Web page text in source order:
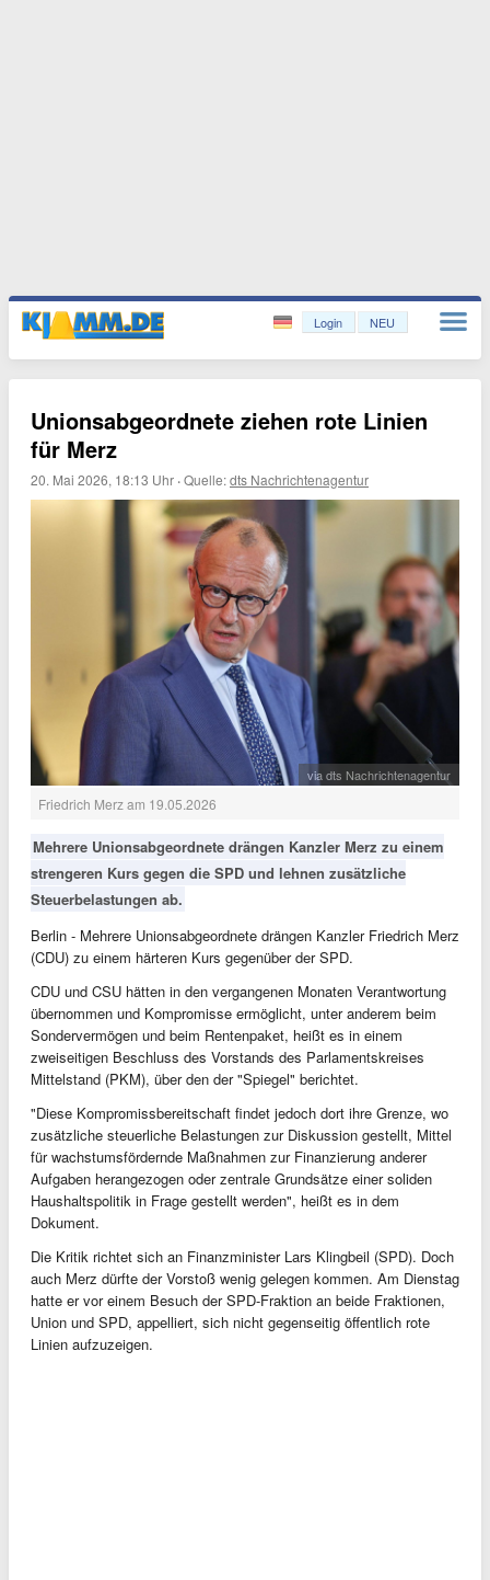
Login NEU
Unionsabgeordnete ziehen rote Linien
für Merz
20. Mai 2026, 18:13 Uhr ·Quelle:dts Nachrichtenagentur
via dts Nachrichtenagentur
Friedrich Merz am 19.05.2026
Mehrere Unionsabgeordnete drängen Kanzler Merz zu einem
strengeren Kurs gegen die SPD und lehnen zusätzliche
Steuerbelastungen ab.
Berlin - Mehrere Unionsabgeordnete drängen Kanzler Friedrich Merz
(CDU) zu einem härteren Kurs gegenüber der SPD.
CDU und CSU hätten in den vergangenen Monaten Verantwortung
übernommen und Kompromisse ermöglicht, unter anderem beim
Sondervermögen und beim Rentenpaket, heißt es in einem
zweiseitigen Beschluss des Vorstands des Parlamentskreises
Mittelstand (PKM), über den der "Spiegel" berichtet.
"Diese Kompromissbereitschaft findet jedoch dort ihre Grenze, wo
zusätzliche steuerliche Belastungen zur Diskussion gestellt, Mittel
für wachstumsfördernde Maßnahmen zur Finanzierung anderer
Aufgaben herangezogen oder zentrale Grundsätze einer soliden
Haushaltspolitik in Frage gestellt werden", heißt es in dem
Dokument.
Die Kritik richtet sich an Finanzminister Lars Klingbeil (SPD). Doch
auch Merz dürfte der Vorstoß wenig gelegen kommen. Am Dienstag
hatte er vor einem Besuch der SPD-Fraktion an beide Fraktionen,
Union und SPD, appelliert, sich nicht gegenseitig öffentlich rote
Linien aufzuzeigen.